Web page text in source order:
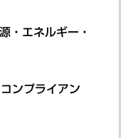
・エネルギー・
ンプライアン